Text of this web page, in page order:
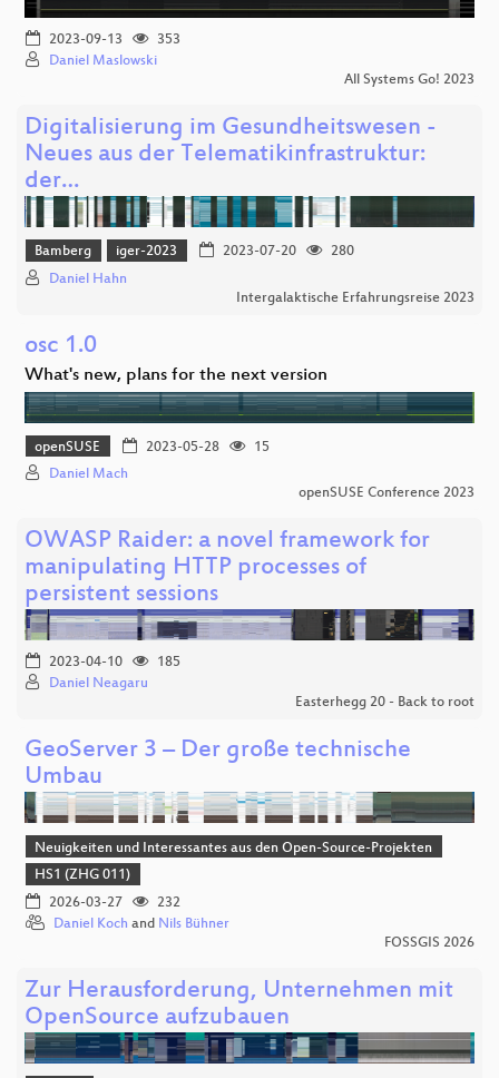
2023-09-13
353
Daniel Maslowski
All Systems Go! 2023
Digitalisierung im Gesundheitswesen -
Neues aus der Telematikinfrastruktur:
der…
Bamberg iger-2023 2023-07-20
280
Daniel Hahn
Intergalaktische Erfahrungsreise 2023
osc 1.0
What's new, plans for the next version
openSUSE 2023-05-28
15
Daniel Mach
openSUSE Conference 2023
OWASP Raider: a novel framework for
manipulating HTTP processes of
persistent sessions
2023-04-10
185
Daniel Neagaru
Easterhegg 20 - Back to root
GeoServer 3 – Der große technische
Umbau
Neuigkeiten und Interessantes aus den Open-Source-Projekten
HS1 (ZHG 011)
2026-03-27
232
Daniel Koch and Nils Bühner
FOSSGIS 2026
Zur Herausforderung, Unternehmen mit
OpenSource aufzubauen